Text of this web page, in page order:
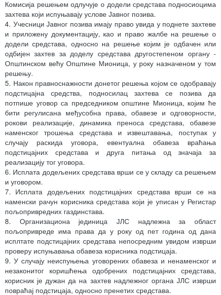
Комисија решењем одлучује о додели средстава подносиоцима
захтева који испуњавају услове Јавног позива.
4. Учесници Јавног позива имају право увида у поднете захтеве
и приложену документацију, као и право жалбе на решење о
додели средстава, односно на решење којим је одбачен или
одбијен захтев за доделу средстава другостепеном органу -
Општинском већу Општине Мионица, у року назначеном у том
решењу.
5. Након правноснажности донетог решења којом се одобравају
подстицајна средства, подносилац захтева се позива да
потпише уговор са председником општине Мионица, којим ће
бити регулисана међусобна права, обавезе и одговорности,
рокови реализације, динамика преноса средстава, обавезе
наменског трошења средстава и извештавања, поступак у
случају раскида уговора, евентуална обавеза враћања
подстицајних средстава и друга питања од значаја за
реализацију тог уговора.
6. Исплата додељених средстава врши се у складу са решењем
и уговором.
7. Исплата додељених подстицајних средстава врши се на
наменски рачун корисника средстава који је уписан у Регистар
пољопривредних газдинстава.
8. Организациона јединица ЈЛС надлежна за област
пољопривреде има права да у року од пет година од дана
исплтате подстицајних средстава непосредним увидом изврши
проверу испуњавања обавеза корисника подстицаја.
9. У случају неиспуњења уговорених обавеза и ненаменског и
незаконитог коришћења одобрених подстицајних средстава,
корисник је дужан да на захтев надлежног органа ЈЛС изврши
повраћај подстицаја, односно пренетих средстава.